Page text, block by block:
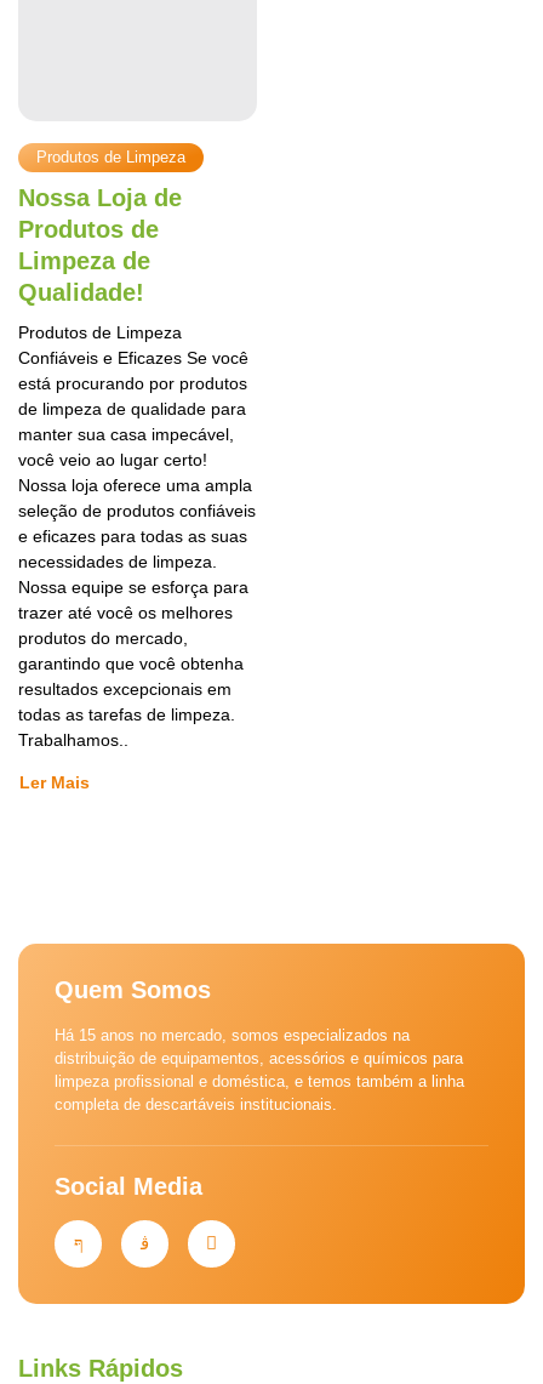
Produtos de Limpeza
Nossa Loja de
Produtos de
Limpeza de
Qualidade!
Produtos de Limpeza
Confiáveis e Eficazes Se você
está procurando por produtos
de limpeza de qualidade para
manter sua casa impecável,
você veio ao lugar certo!
Nossa loja oferece uma ampla
seleção de produtos confiáveis
e eficazes para todas as suas
necessidades de limpeza.
Nossa equipe se esforça para
trazer até você os melhores
produtos do mercado,
garantindo que você obtenha
resultados excepcionais em
todas as tarefas de limpeza.
Trabalhamos..
Ler Mais
Quem Somos
Há 15 anos no mercado, somos especializados na
distribuição de equipamentos, acessórios e químicos para
limpeza profissional e doméstica, e temos também a linha
completa de descartáveis institucionais.
Social Media
Links Rápidos